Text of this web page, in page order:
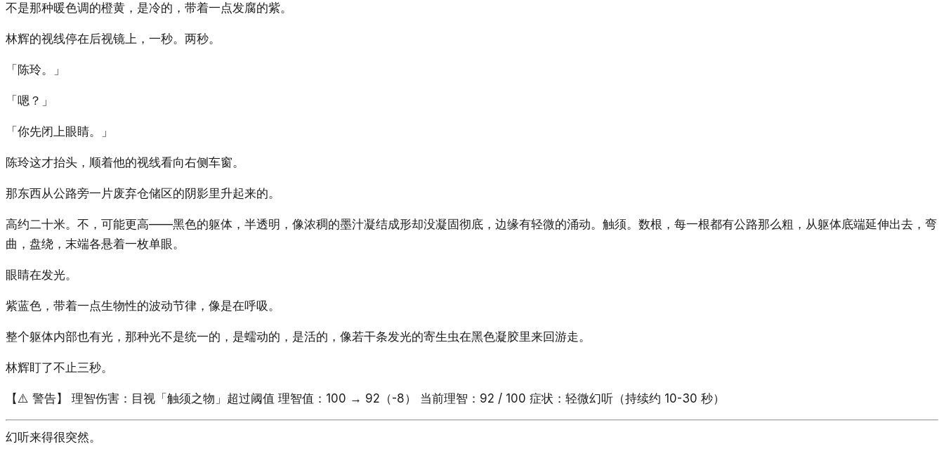
不是那种暖色调的橙黄，是冷的，带着一点发腐的紫。
林辉的视线停在后视镜上，一秒。两秒。
「陈玲。」
「嗯？」
「你先闭上眼睛。」
陈玲这才抬头，顺着他的视线看向右侧车窗。
那东西从公路旁一片废弃仓储区的阴影里升起来的。
高约二十米。不，可能更高——黑色的躯体，半透明，像浓稠的墨汁凝结成形却没凝固彻底，边缘有轻微的涌动。触须。数根，每一根都有公路那么粗，从躯体底端延伸出去，弯
曲，盘绕，末端各悬着一枚单眼。
眼睛在发光。
紫蓝色，带着一点生物性的波动节律，像是在呼吸。
整个躯体内部也有光，那种光不是统一的，是蠕动的，是活的，像若干条发光的寄生虫在黑色凝胶里来回游走。
林辉盯了不止三秒。
【⚠️ 警告】 理智伤害：目视「触须之物」超过阈值 理智值：100 → 92（-8） 当前理智：92 / 100 症状：轻微幻听（持续约 10-30 秒）
幻听来得很突然。